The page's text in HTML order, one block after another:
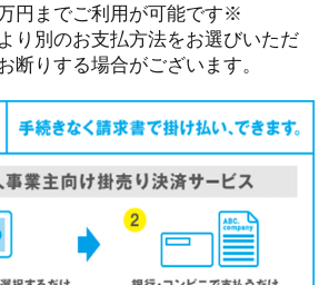
円までご利用が可能です※
り別のお支払方法をお選びいただ
断りする場合がございます。